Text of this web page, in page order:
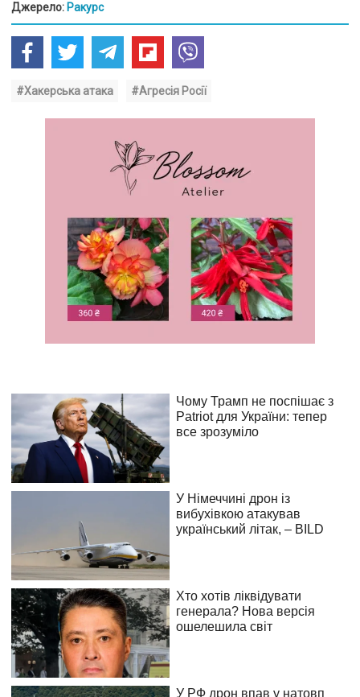
Джерело: Ракурс
#Хакерська атака #Агресія Росії